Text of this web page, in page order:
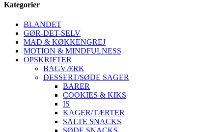
Kategorier
BLANDET
GØR-DET-SELV
MAD & KØKKENGREJ
MOTION & MINDFULNESS
OPSKRIFTER
BAGVÆRK
DESSERT/SØDE SAGER
BARER
COOKIES & KIKS
IS
KAGER/TÆRTER
SALTE SNACKS
SØDE SNACKS